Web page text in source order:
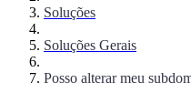
Soluções
Soluções Gerais
Posso alterar meu